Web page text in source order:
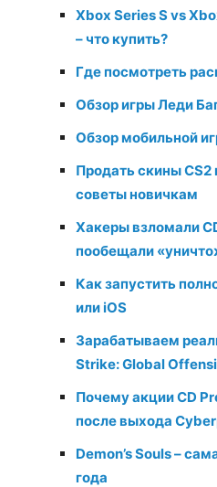
Xbox Series S vs
– что купить?
Где посмотреть
Обзор игры Леди
Обзор мобильной
Продать скины CS2
советы новичкам
Хакеры взломали
пообещали
Как запустить
или iOS
Зарабатываем
Strike: Global
Почему акции CD
после выхода
Demon’s Souls –
года